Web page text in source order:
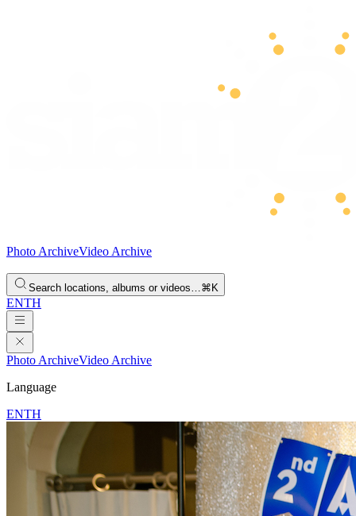
Photo ArchiveVideo Archive
Search locations, albums or videos…⌘K
ENTH
Photo ArchiveVideo Archive
Language
ENTH